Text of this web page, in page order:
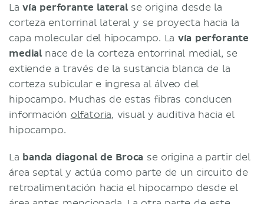
Lavía perforante lateral se origina desde la
corteza entorrinal lateral y se proyecta hacia la
capa molecular del hipocampo. La vía perforante
medialnace de la corteza entorrinal medial, se
extiende a través de la sustancia blanca de la
corteza subicular e ingresa al álveo del
hipocampo. Muchas de estas fibras conducen
información olfatoria, visual y auditiva hacia el
hipocampo.
La banda diagonal de Broca se origina a partir del
área septal y actúa como parte de un circuito de
retroalimentación hacia el hipocampo desde el